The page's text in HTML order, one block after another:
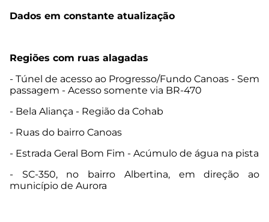
Dados em constante atualização
Regiões com ruas alagadas
- Túnel de acesso ao Progresso/Fundo Canoas - Sem
passagem - Acesso somente via BR-470
- Bela Aliança - Região da Cohab
- Ruas do bairro Canoas
- Estrada Geral Bom Fim - Acúmulo de água na pista
- SC-350, no bairro Albertina, em direção ao
município de Aurora